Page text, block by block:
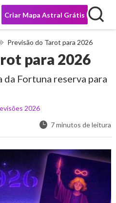
Criar Mapa Astral Grátis
Previsão do Tarot para 2026
para 2026
da Fortuna reserva para
2026
7 minutos de leitura